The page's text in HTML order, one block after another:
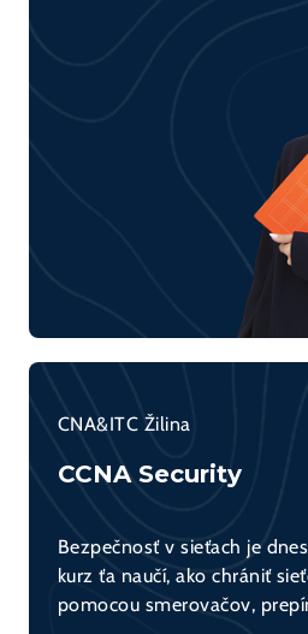
CNA&ITC Žilina
CCNA Security
Bezpečnosť v sieťach je
kurz ťa naučí, ako chrániť
pomocou smerovačov,